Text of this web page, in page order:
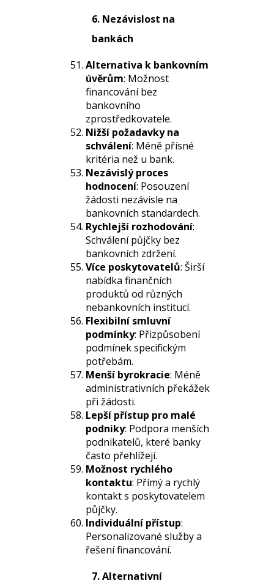
6. Nezávislost na
bankách
Alternativa k bankovním
úvěrům: Možnost
financování bez
bankovního
zprostředkovatele.
Nižší požadavky na
schválení: Méně přísné
kritéria než u bank.
Nezávislý proces
hodnocení: Posouzení
žádosti nezávisle na
bankovních standardech.
Rychlejší rozhodování:
Schválení půjčky bez
bankovních zdržení.
Více poskytovatelů: Širší
nabídka finančních
produktů od různých
nebankovních institucí.
Flexibilní smluvní
podmínky: Přizpůsobení
podmínek specifickým
potřebám.
Menší byrokracie: Méně
administrativních překážek
při žádosti.
Lepší přístup pro malé
podniky: Podpora menších
podnikatelů, které banky
často přehlížejí.
Možnost rychlého
kontaktu: Přímý a rychlý
kontakt s poskytovatelem
půjčky.
Individuální přístup:
Personalizované služby a
řešení financování.
7. Alternativní